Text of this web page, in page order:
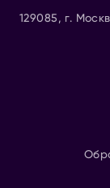
129085, г.